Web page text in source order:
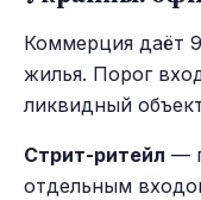
Коммерция даёт
жилья. Порог
ликвидный
Стрит-ритейл —
отдельным